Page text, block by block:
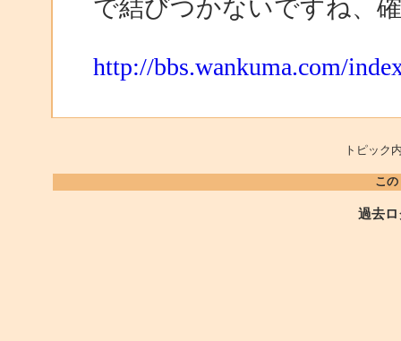
で結びつかないですね、
http://bbs.wankuma.com/
トピッ
こ
過去